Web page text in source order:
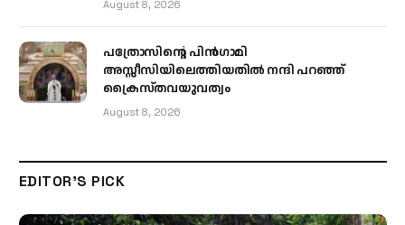
August 8, 2026
പത്രോസിന്റെ പിൻഗാമി
അസ്സീസിയിലെത്തിയതിൽ നന്ദി പറഞ്ഞ്
ക്രൈസ്തവയുവത്വം
August 8, 2026
EDITOR'S PICK